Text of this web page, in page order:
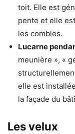
toit. Elle est
pente et elle
les combles.
Lucarne
meunière », «
elle est
la façade du
Les velux